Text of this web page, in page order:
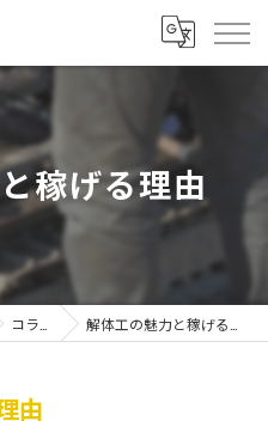
稼げる理由
コラム 解体工の魅力と稼げる理由
由